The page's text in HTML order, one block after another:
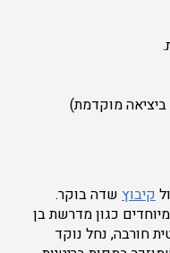
ביציאה מוקדמת)
קיבוץ שדה בוקר.
כגון מדרשת בן
חורבה, נחל נוקד